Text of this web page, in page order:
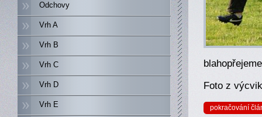
Odchovy
Vrh A
Vrh B
Vrh C
Vrh D
Vrh E
Foto z
pokračování